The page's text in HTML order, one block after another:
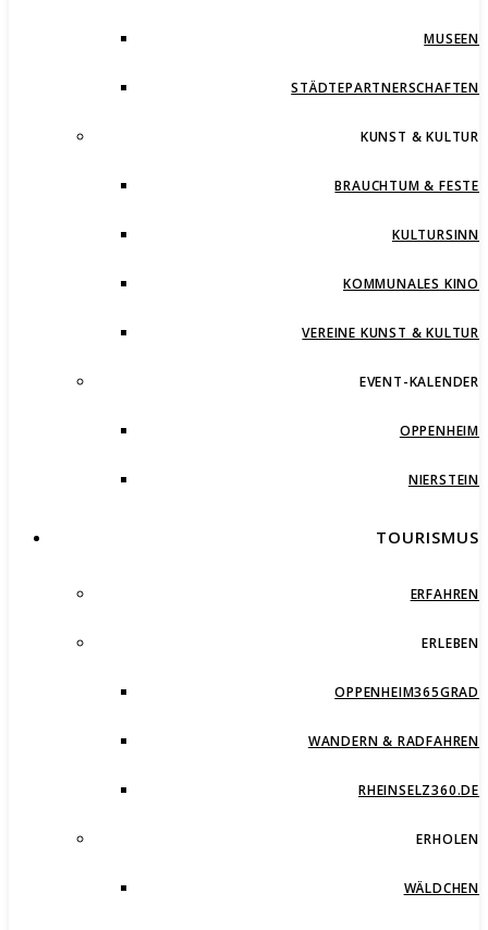
MUSEEN
STÄDTEPARTNERSCHAFTEN
KUNST & KULTUR
BRAUCHTUM & FESTE
KULTURSINN
KOMMUNALES KINO
VEREINE KUNST & KULTUR
EVENT-KALENDER
OPPENHEIM
NIERSTEIN
TOURISMUS
ERFAHREN
ERLEBEN
OPPENHEIM365GRAD
WANDERN & RADFAHREN
RHEINSELZ360.DE
ERHOLEN
WÄLDCHEN